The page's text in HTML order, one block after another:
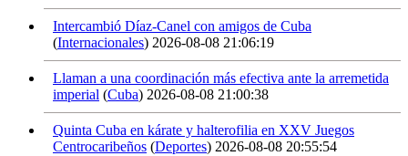
Intercambió Díaz-Canel con amigos de Cuba
(Internacionales) 2026-08-08 21:06:19
Llaman a una coordinación más efectiva ante la arremetida
imperial (Cuba) 2026-08-08 21:00:38
Quinta Cuba en kárate y halterofilia en XXV Juegos
Centrocaribeños (Deportes) 2026-08-08 20:55:54